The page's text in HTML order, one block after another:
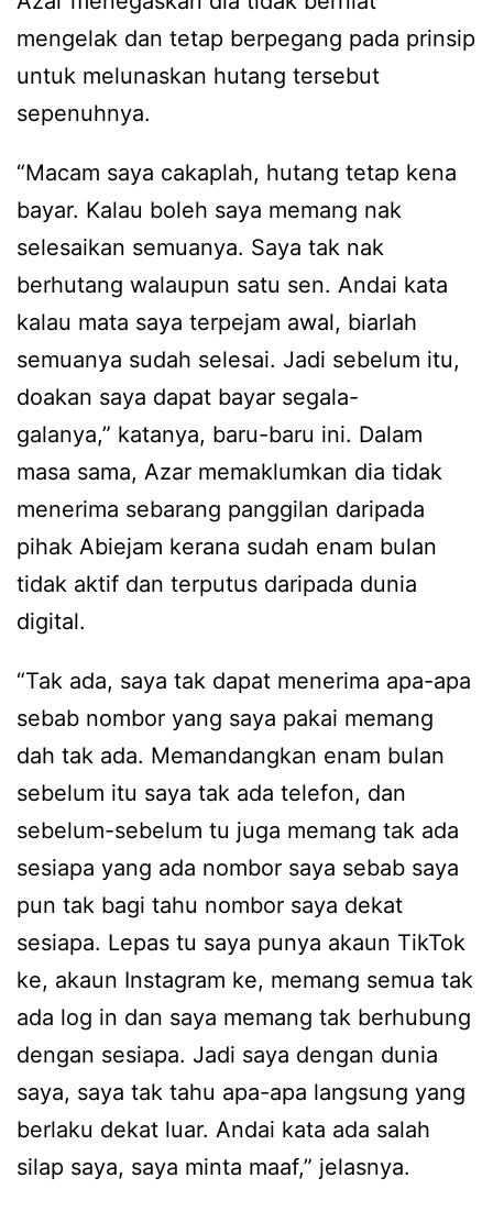
mengelak dan tetap berpegang pada prinsip
untuk melunaskan hutang tersebut
sepenuhnya.
“Macam saya cakaplah, hutang tetap kena
bayar. Kalau boleh saya memang nak
selesaikan semuanya. Saya tak nak
berhutang walaupun satu sen. Andai kata
kalau mata saya terpejam awal, biarlah
semuanya sudah selesai. Jadi sebelum itu,
doakan saya dapat bayar segala-
galanya,” katanya, baru-baru ini. Dalam
masa sama, Azar memaklumkan dia tidak
menerima sebarang panggilan daripada
pihak Abiejam kerana sudah enam bulan
tidak aktif dan terputus daripada dunia
digital.
“Tak ada, saya tak dapat menerima apa-apa
sebab nombor yang saya pakai memang
dah tak ada. Memandangkan enam bulan
sebelum itu saya tak ada telefon, dan
sebelum-sebelum tu juga memang tak ada
sesiapa yang ada nombor saya sebab saya
pun tak bagi tahu nombor saya dekat
sesiapa. Lepas tu saya punya akaun TikTok
ke, akaun Instagram ke, memang semua tak
ada log in dan saya memang tak berhubung
dengan sesiapa. Jadi saya dengan dunia
saya, saya tak tahu apa-apa langsung yang
berlaku dekat luar. Andai kata ada salah
silap saya, saya minta maaf,” jelasnya.